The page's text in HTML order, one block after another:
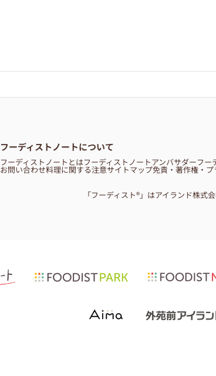
フーディストノートについて
フーディストノートとはフーディストノートアンバサダーフー
お問い合わせ料理に関する注意サイトマップ免責・著作権・
「フーディスト®」はアイランド株式